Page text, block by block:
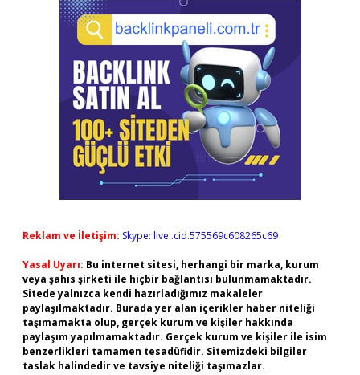
Reklam ve İletişim: Skype: live:.cid.575569c608265c69
Yasal Uyarı: Bu internet sitesi, herhangi bir marka, kurum
veya şahıs şirketi ile hiçbir bağlantısı bulunmamaktadır.
Sitede yalnızca kendi hazırladığımız makaleler
paylaşılmaktadır. Burada yer alan içerikler haber niteliği
taşımamakta olup, gerçek kurum ve kişiler hakkında
paylaşım yapılmamaktadır. Gerçek kurum ve kişiler ile isim
benzerlikleri tamamen tesadüfidir. Sitemizdeki bilgiler
taslak halindedir ve tavsiye niteliği taşımazlar.